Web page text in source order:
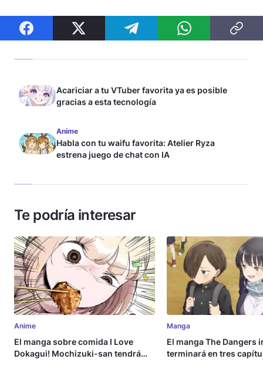
Acariciar a tu VTuber favorita ya es posible
gracias a esta tecnología
Anime
Habla con tu waifu favorita: Atelier Ryza
estrena juego de chat con IA
Te podría interesar
Anime
El manga sobre comida I Love
Dokagui! Mochizuki-san tendrá
Manga
El manga The Dangers
terminará en tres